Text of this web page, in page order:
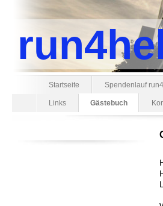
Startseite Spendenlauf
Links Gästebuch